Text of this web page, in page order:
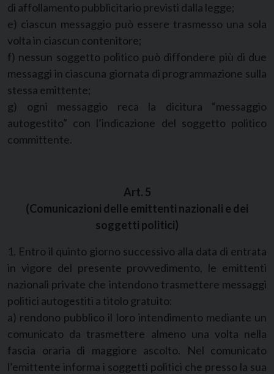
di affollamento pubblicitario previsti dalla legge;
e) ciascun messaggio può essere trasmesso una sola
volta in ciascun contenitore;
f) nessun soggetto politico può diffondere più di due
messaggi in ciascuna giornata di programmazione sulla
stessa emittente;
g) ogni messaggio reca la dicitura “messaggio
autogestito” con l’indicazione del soggetto politico
committente.
Art. 5
(Comunicazioni delle emittenti nazionali e dei
soggetti politici)
1. Entro il quinto giorno successivo alla data di entrata
in vigore del presente provvedimento, le emittenti
nazionali private che intendono trasmettere messaggi
politici autogestiti a titolo gratuito:
a) rendono pubblico il loro intendimento mediante un
comunicato da trasmettere almeno una volta nella
fascia oraria di maggiore ascolto. Nel comunicato
l’emittente informa i soggetti politici che presso la sua